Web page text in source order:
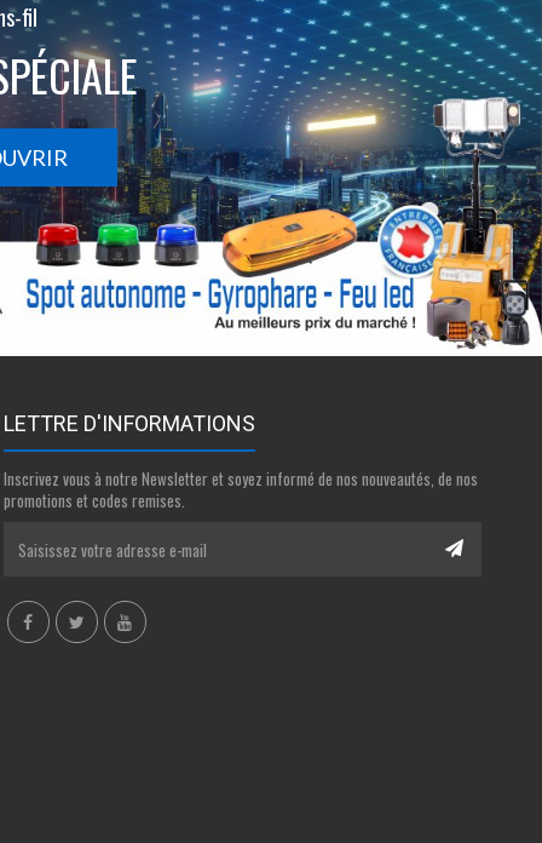
fil
LETTRE D'INFORMATIONS
Inscrivez vous à notre Newsletter et soyez informé de nos nouveautés, de nos
promotions et codes remises.